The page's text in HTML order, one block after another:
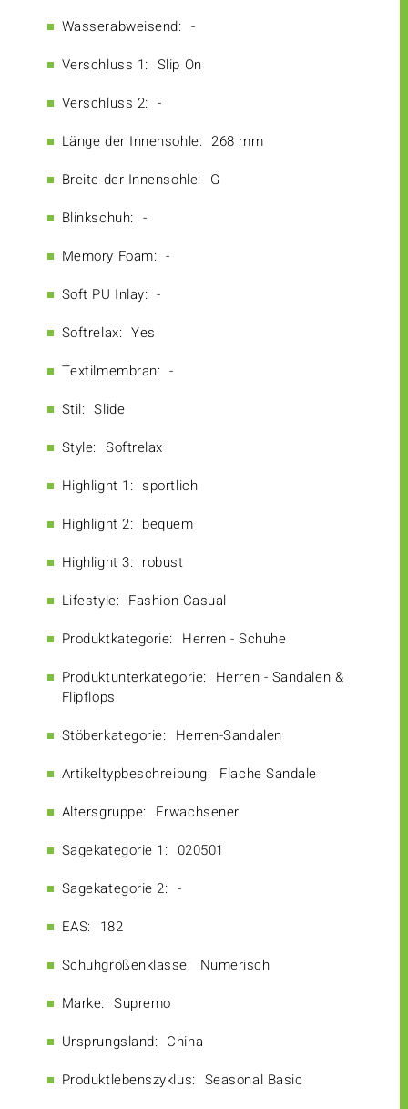
Wasserabweisend: -
Verschluss 1: Slip On
Verschluss 2: -
Länge der Innensohle: 268 mm
Breite der Innensohle: G
Blinkschuh: -
Memory Foam: -
Soft PU Inlay: -
Softrelax: Yes
Textilmembran: -
Stil: Slide
Style: Softrelax
Highlight 1: sportlich
Highlight 2: bequem
Highlight 3: robust
Lifestyle: Fashion Casual
Produktkategorie: Herren - Schuhe
Produktunterkategorie: Herren - Sandalen &
Flipflops
Stöberkategorie: Herren-Sandalen
Artikeltypbeschreibung: Flache Sandale
Altersgruppe: Erwachsener
Sagekategorie 1: 020501
Sagekategorie 2: -
EAS: 182
Schuhgrößenklasse: Numerisch
Marke: Supremo
Ursprungsland: China
Produktlebenszyklus: Seasonal Basic